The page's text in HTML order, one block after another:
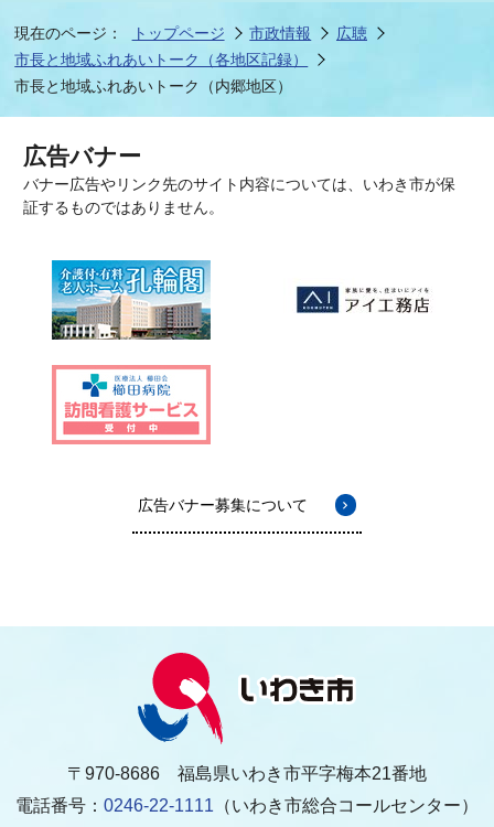
現在のページ： トップページ 市政情報
広聴
市長と地域ふれあいトーク（各地区記録）
市長と地域ふれあいトーク（内郷地区）
広告バナー
バナー広告やリンク先のサイト内容については、いわき市が保
証するものではありません。
広告バナー募集について
〒970-8686 福島県いわき市平字梅本21番地
電話番号： 0246-22-1111 （いわき市総合コールセンター）